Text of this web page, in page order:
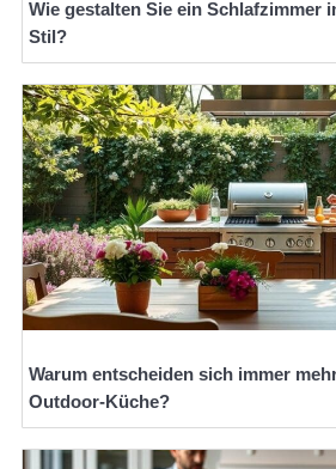
Wie gestalten Sie ein Schlafzimmer
Stil?
Warum entscheiden sich immer
Outdoor-Küche?